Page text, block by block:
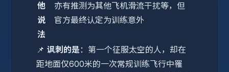
他
说
法
亦有推测为其他飞机滑流干扰等，但
官方最终认定为训练意外
📌 讽刺的是：第一个征服太空的人，却在
距地面仅600米的一次常规训练飞行中罹